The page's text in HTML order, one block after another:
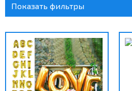
Показать фильтры